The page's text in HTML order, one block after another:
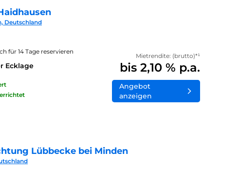
Deutschland
für 14 Tage reservieren
Ecklage
Mietrendite: (brutto)*¹
bis 2,10 % p.a.
Angebot
anzeigen
Lübbecke bei Minden